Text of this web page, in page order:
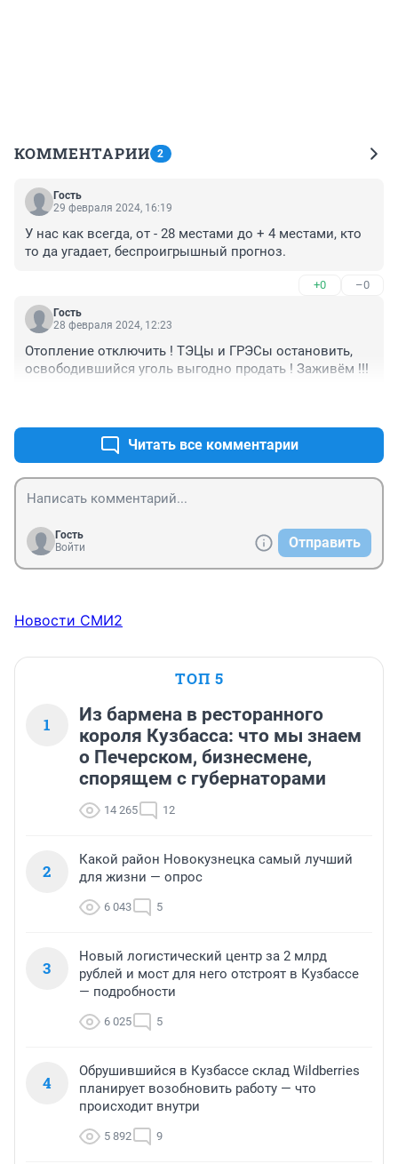
КОММЕНТАРИИ 2
Гость
29 февраля 2024, 16:19
У нас как всегда, от - 28 местами до + 4 местами, кто
то да угадает, беспроигрышный прогноз.
+0 –0
Гость
28 февраля 2024, 12:23
Отопление отключить ! ТЭЦы и ГРЭСы остановить,
освободившийся уголь выгодно продать ! Заживём !!!
Читать все комментарии
Гость
Войти
Отправить
Новости СМИ2
ТОП 5
1
Из бармена в ресторанного
короля Кузбасса: что мы знаем
о Печерском, бизнесмене,
спорящем с губернаторами
14 265 12
2
Какой район Новокузнецка самый лучший
для жизни — опрос
6 043 5
3
Новый логистический центр за 2 млрд
рублей и мост для него отстроят в Кузбассе
— подробности
6 025 5
4
Обрушившийся в Кузбассе склад Wildberries
планирует возобновить работу — что
происходит внутри
5 892 9